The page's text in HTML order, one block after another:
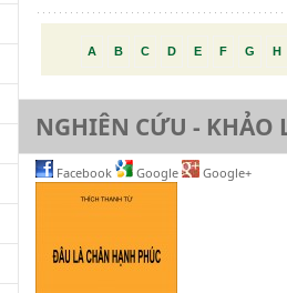
A B C D E F G H
NGHIÊN CỨU - KHẢO
Facebook Google Google+